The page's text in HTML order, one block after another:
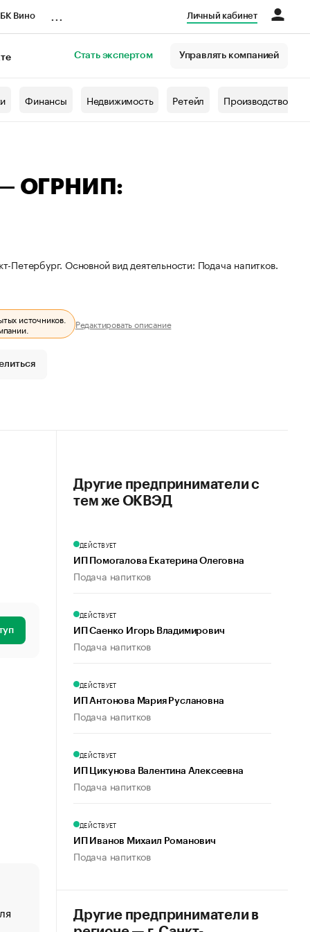
Вино Личный кабинет
Стать экспертом Управлять компанией
Финансы Недвижимость Ретейл Производство
— ОГРНИП:
Петербург. Основной вид деятельности: Подача напитков.
источников.
Редактировать описание
«От спорта тело стареет иначе». Как живет глава
создавшей GTA
Другие предприниматели с
тем же ОКВЭД
ДЕЙСТВУЕТ
ИП Помогалова Екатерина Олеговна
Подача напитков
ДЕЙСТВУЕТ
ИП Саенко Игорь Владимирович
Подача напитков
ДЕЙСТВУЕТ
ИП Антонова Мария Руслановна
Подача напитков
ДЕЙСТВУЕТ
ИП Цикунова Валентина Алексеевна
Подача напитков
ДЕЙСТВУЕТ
ИП Иванов Михаил Романович
Подача напитков
Другие предприниматели в